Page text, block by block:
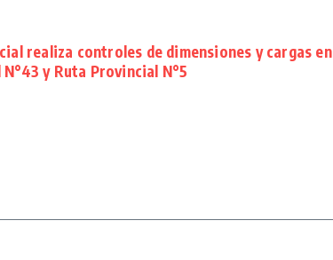
realiza controles de dimensiones y cargas en
y Ruta Provincial N°5